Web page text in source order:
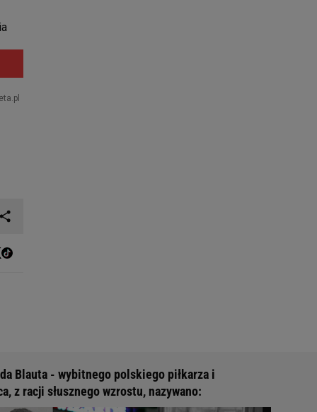
Blauta - wybitnego polskiego piłkarza i
z racji słusznego wzrostu, nazywano: